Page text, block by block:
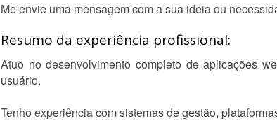
Me envie uma mensagem com a sua ideia ou
Resumo da experiência profissional:
Atuo no desenvolvimento completo de aplicações
usuário.
Tenho experiência com sistemas de gestão,